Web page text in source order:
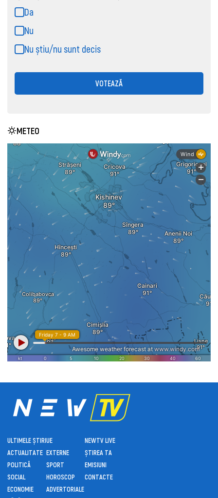
Da
Nu
Nu știu/nu sunt decis
VOTEAZĂ
METEO
ULTIMELE ȘTIRI
ACTUALITATE
POLITICĂ
SOCIAL
ECONOMIE
UE
EXTERNE
SPORT
HOROSCOP
ADVERTORIALE
NEWTV LIVE
ȘTIREA TA
EMISIUNI
CONTACTE